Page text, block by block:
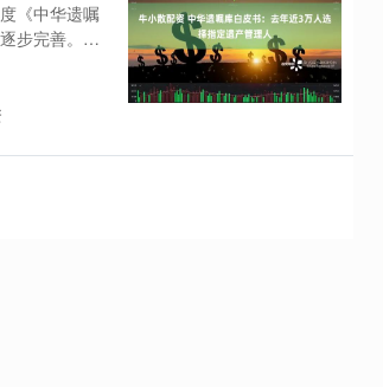
《中华遗嘱
步完善。在